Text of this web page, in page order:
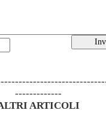
-------------
ARTICOLI